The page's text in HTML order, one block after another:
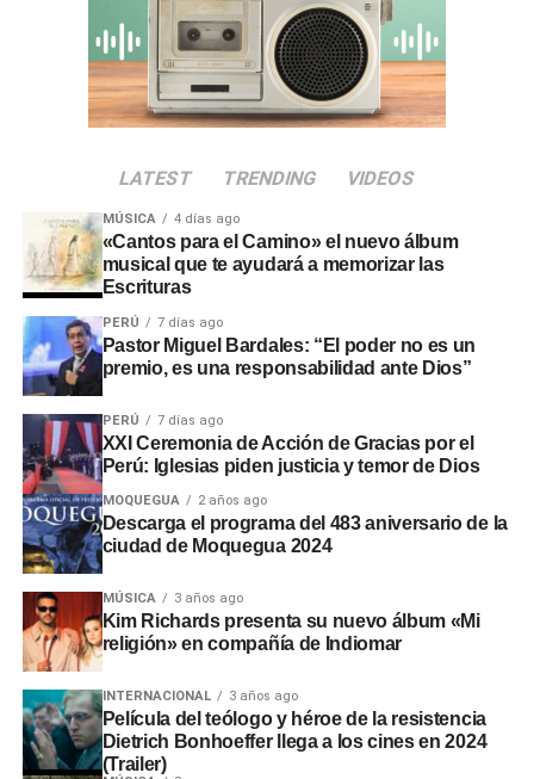
nacional
A solicitud de la propia mandataria, la ceremonia solemne
quedó fijada para elmiércoles 30 de julio a las 09:00
. La propuesta respondió a la necesidad de atender
gubernamental.
El evento oficial contará con
transmisión en directo a
nivel nacionalpara facilitar la participación ciudadana
desde distintas regiones. Con esta actividad, la
comunidad evangélica ratificó su respaldo cívico y sus
oraciones por la gestión de las nuevas autoridades.
LATEST TRENDING VIDEOS
MÚSICA 4 días ago
«Cantos para el Camino» el nuevo álbum
musical que te ayudará a memorizar las
Escrituras
PERÚ 7 días ago
Pastor Miguel Bardales: “El poder no es un
premio, es una responsabilidad ante Dios”
PERÚ 7 días ago
XXI Ceremonia de Acción de Gracias por el
Perú: Iglesias piden justicia y temor de Dios
MOQUEGUA 2 años ago
Descarga el programa del 483 aniversario de la
ciudad de Moquegua 2024
MÚSICA 3 años ago
Kim Richards presenta su nuevo álbum «Mi
religión» en compañía de Indiomar
INTERNACIONAL 3 años ago
Película del teólogo y héroe de la resistencia
Dietrich Bonhoeffer llega a los cines en 2024
(Trailer)